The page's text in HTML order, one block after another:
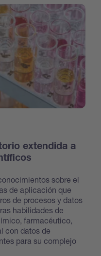
extendida a
sobre el
de aplicación que
de procesos y datos
habilidades de
farmacéutico,
con datos de
para su complejo